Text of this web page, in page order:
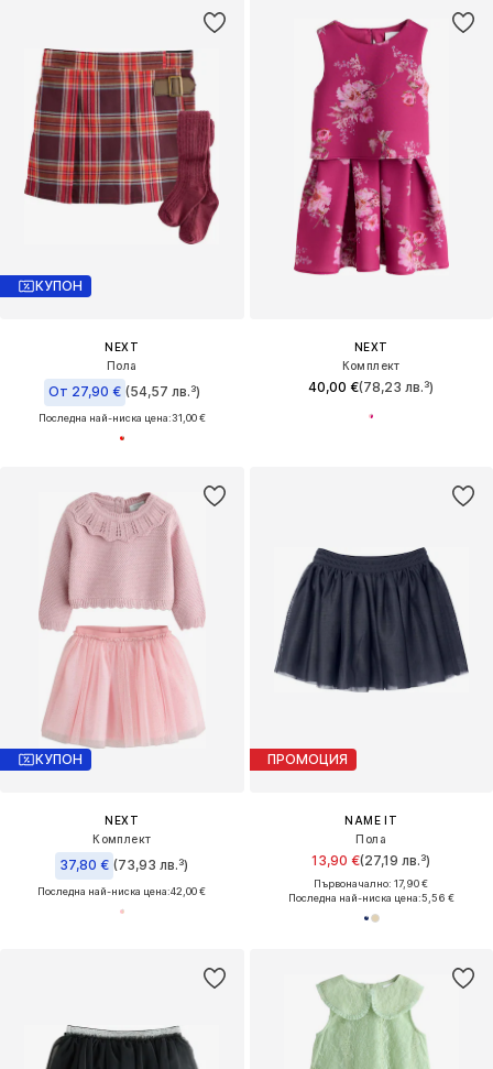
КУПОН
NEXT
Пола
От 27,90 € (54,57 лв.³)
Последна най-ниска цена:31,00 €
NEXT
Комплект
40,00 €(78,23 лв.³)
КУПОН
NEXT
Комплект
37,80 € (73,93 лв.³)
Последна най-ниска цена:42,00 €
ПРОМОЦИЯ
NAME IT
Пола
13,90 €(27,19 лв.³)
Първоначално: 17,90 €
Последна най-ниска цена:5,56 €